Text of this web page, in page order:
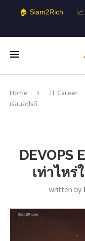
🏠 Siam2Rich
Home IT Career
เรียนอะไรดี
DEVOPS
เท่าไหร่
written by